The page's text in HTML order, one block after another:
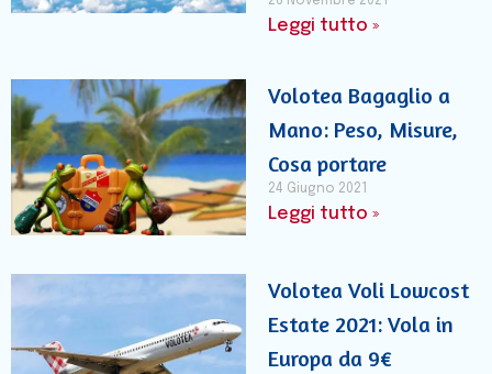
Leggi tutto »
Volotea Bagaglio a
Mano: Peso, Misure,
Cosa portare
24 Giugno 2021
Leggi tutto »
Volotea Voli Lowcost
Estate 2021: Vola in
Europa da 9€